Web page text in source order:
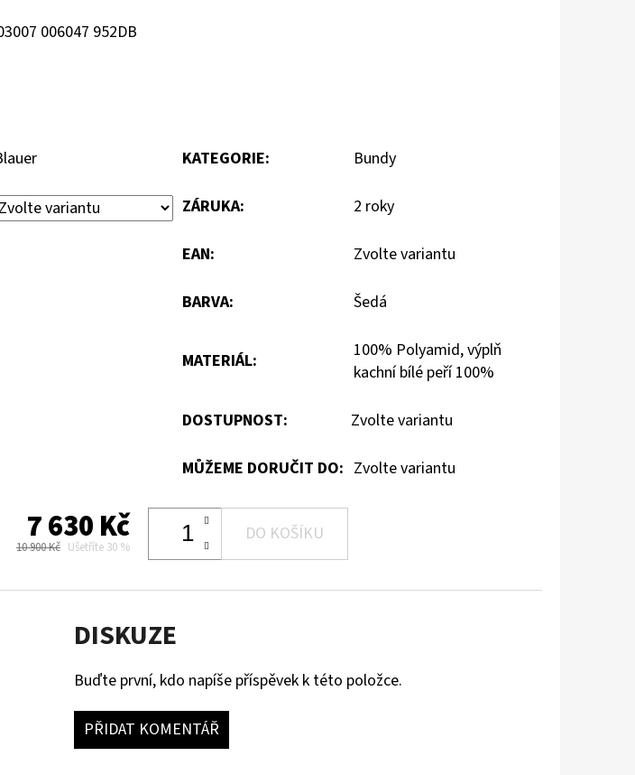
006047 952DB
KATEGORIE: Bundy
ZÁRUKA: 2 roky
EAN: Zvolte variantu
BARVA: Šedá
MATERIÁL:
100% Polyamid, výplň
kachní bílé peří 100%
DOSTUPNOST: Zvolte variantu
MŮŽEME DORUČIT DO: Zvolte variantu
7 630 Kč
10 900 Kč Ušetříte 30 %
DO KOŠÍKU
DISKUZE
Buďte první, kdo napíše příspěvek k této položce.
PŘIDAT KOMENTÁŘ